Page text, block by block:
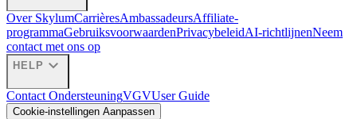
Over SkylumCarrièresAmbassadeursAffiliate-
programmaGebruiksvoorwaardenPrivacybeleidAI-richtlijnenNeem
contact met ons op
HELP expand_more
Contact OndersteuningVGVUser Guide
Cookie-instellingen Aanpassen